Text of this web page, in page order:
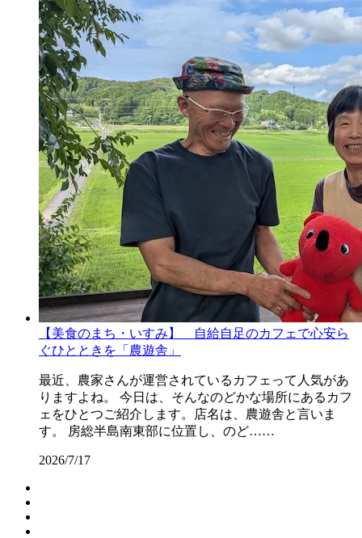
【美食のまち・いすみ】 自給自足のカフェで心安ら
ぐひとときを「農遊舎」
最近、農家さんが運営されているカフェって人気があ
りますよね。 今日は、そんなのどかな場所にあるカフ
ェをひとつご紹介します。店名は、農遊舎と言いま
す。 房総半島南東部に位置し、のど……
2026/7/17